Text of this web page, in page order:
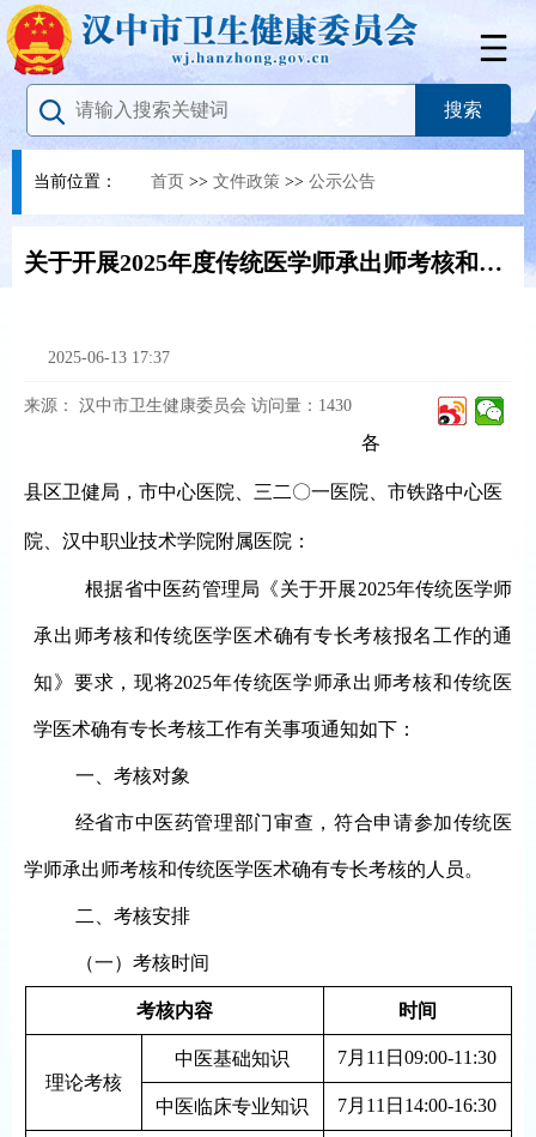
当前位置： 首页 >> 文件政策 >> 公示公告
关于开展2025年度传统医学师承出师考核和传统医学医术确有专长考核工作的通知
2025-06-13 17:37
来源： 汉中市卫生健康委员会 访问量： 1430
各
县区卫健局 ，市中心医院 三二〇一医院 市铁路中心医
院 汉中职业技术学院附属医院 ：
根据省中医药管理局 《关于开展2025年传统医学师
承出师考核和传统医学医术确有专长考核报名工作的通
知》 要求， 现将2025年传统医学师承出师考核和传统医
学医术确有专长考核工作有关事项通知如下 ：
一 考核对象
经省市中医药管理部门审查 ， 符合申请参加传统医
学师承出师考核和传统医学医术确有专长考核的人员。
二 、考核安排
（一） 考核时间
考核内容 时间
理论考核
中医基础知识 7月 11日 09:00-11:30
中医临床专业知识 7月 11日14:00-16:30